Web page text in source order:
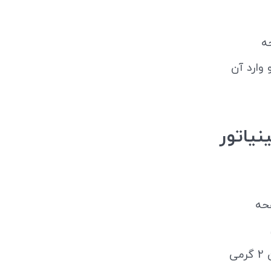
و وارد آن
مینیاتور
کلیک کرده و باقی مراحل خرید زعفران بهرامن 2 گرمی